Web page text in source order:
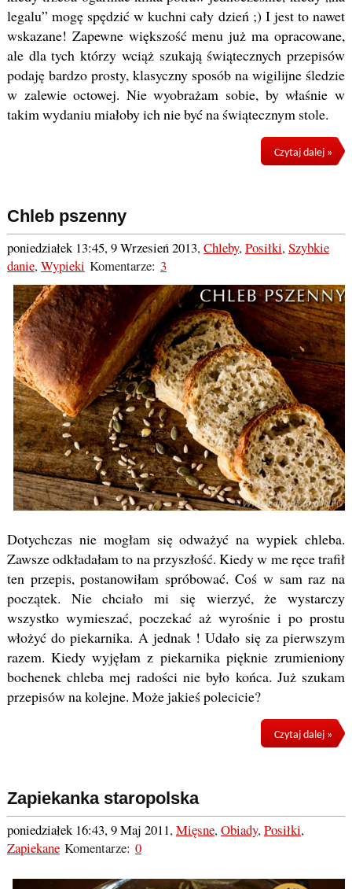
legalu” mogę spędzić w kuchni cały dzień ;) I jest to nawet
wskazane! Zapewne większość menu już ma opracowane,
ale dla tych którzy wciąż szukają świątecznych przepisów
podaję bardzo prosty, klasyczny sposób na wigilijne śledzie
w zalewie octowej. Nie wyobrażam sobie, by właśnie w
takim wydaniu miałoby ich nie być na świątecznym stole.
Czytaj dalej »
Chleb pszenny
poniedziałek 13:45, 9 Wrzesień 2013,Chleby,Posiłki,Szybkie
danie,Wypieki Komentarze: 3
Dotychczas nie mogłam się odważyć na wypiek chleba.
Zawsze odkładałam to na przyszłość. Kiedy w me ręce trafił
ten przepis, postanowiłam spróbować. Coś w sam raz na
początek. Nie chciało mi się wierzyć, że wystarczy
wszystko wymieszać, poczekać aż wyrośnie i po prostu
włożyć do piekarnika. A jednak ! Udało się za pierwszym
razem. Kiedy wyjęłam z piekarnika pięknie zrumieniony
bochenek chleba mej radości nie było końca. Już szukam
przepisów na kolejne. Może jakieś polecicie?
Czytaj dalej »
Zapiekanka staropolska
poniedziałek 16:43, 9 Maj 2011,Mięsne,Obiady,Posiłki,
ZapiekaneKomentarze: 0